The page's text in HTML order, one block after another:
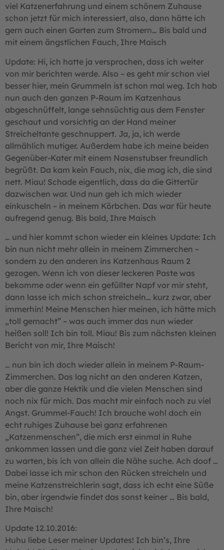
viel Katzenerfahrung und einem schönem Zuhause
schon jetzt für mich interessiert, also, dann hätte ich
gern auch einen Garten zum Stromern… Bis bald und
mit einem ängstlichen Fauch, Ihre Maisch
Update: Hi, ich hatte ja versprochen, dass ich weiter
von mir berichten werde. Also – es geht mir schon viel
besser hier, mein Grummeln ist schon mal weg. Ich hab
nun auch den ganzen P-Raum im Katzenhaus
abgeschnüffelt, lange sehnsüchtig aus dem Fenster
geschaut und vorsichtig an der Hand meiner
Streicheltante geschnuppert. Ja, ja, ich werde
allmählich mutiger. Außerdem habe ich meine beiden
Gegenüber-Kater mit einem Nasenstubser freundlich
begrüßt. Da kam kein Fauch, nix, die mag ich, die sind
nett. Miau! Schade eigentlich, dass da die Gittertür
dazwischen war. Und nun geh ich mich wieder
einkuscheln – in meinem Körbchen. Das war für heute
aufregend genug. Bis bald, Ihre Maisch
… und hier kommt schon wieder ein kleines Update: Ich
bin nun nicht mehr allein in meinem Zimmerchen –
sondern zu den anderen ins Katzenhaus Raum 2
gezogen. Wenn ich von dieser leckeren Paste was
bekomme oder wenn ein gefüllter Napf vor mir steht,
dann lasse ich mich schon streicheln… kurz zwar, aber
immerhin! Meine Menschen hier meinen, ich hätte mich
„toll gemacht” – was auch immer das nun wieder
heißen soll! Ich bin toll. Miau! Bis zum nächsten kleinen
Bericht von mir, Ihre Maisch!
… nun bin ich doch wieder allein in meinem P-Raum-
Zimmerchen. Das lag nicht an den anderen Katzen,
aber die ganze Hektik und die vielen Menschen sind
noch nix für mich. Das macht mir einfach noch zu viel
Angst. Grummel-Fauch! Ich brauche wohl doch ein
echt ruhiges Zuhause bei ganz erfahrenen
„Katzenmenschen”, die mich erst einmal in Ruhe
ankommen lassen und die ganz viel Zeit haben darauf
zu warten, bis ich von allein die Nähe suche. Ach doof …
Dabei lasse ich mir schon den Rücken streicheln und
meine Katzenstreichlerin sagt, dass ich echt eine Süße
bin, aber irgendwie findet das sonst keiner … Bis bald,
Ihre Maisch!
Update 12.10.2016:
Huhu liebe Leser meiner Updates! Ich bin’s, Ihre